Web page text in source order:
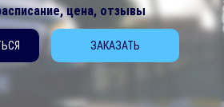
цена, отзывы
ЗАКАЗАТЬ